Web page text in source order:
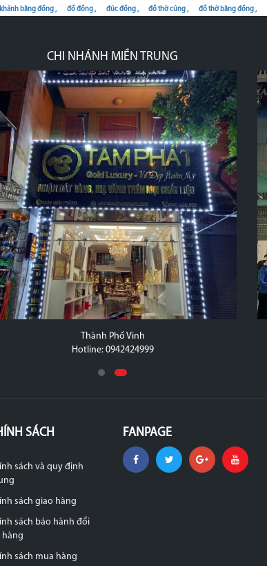
khánh bằng đồng , đồ đồng , đúc đồng , đồ thờ cúng , đồ thờ bằng đồng ,
CHI NHÁNH MIỀN TRUNG
Thành Phố Vinh
Hotline: 0942424999
SÁCH
sách và quy định
sách giao hàng
sách bảo hành đổi
hàng
sách mua hàng
FANPAGE